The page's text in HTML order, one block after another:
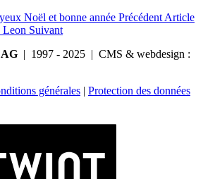
Noël et bonne année Précédent Article
Leon Suivant
| 1997 - 2025 | CMS & webdesign :
générales | Protection des données